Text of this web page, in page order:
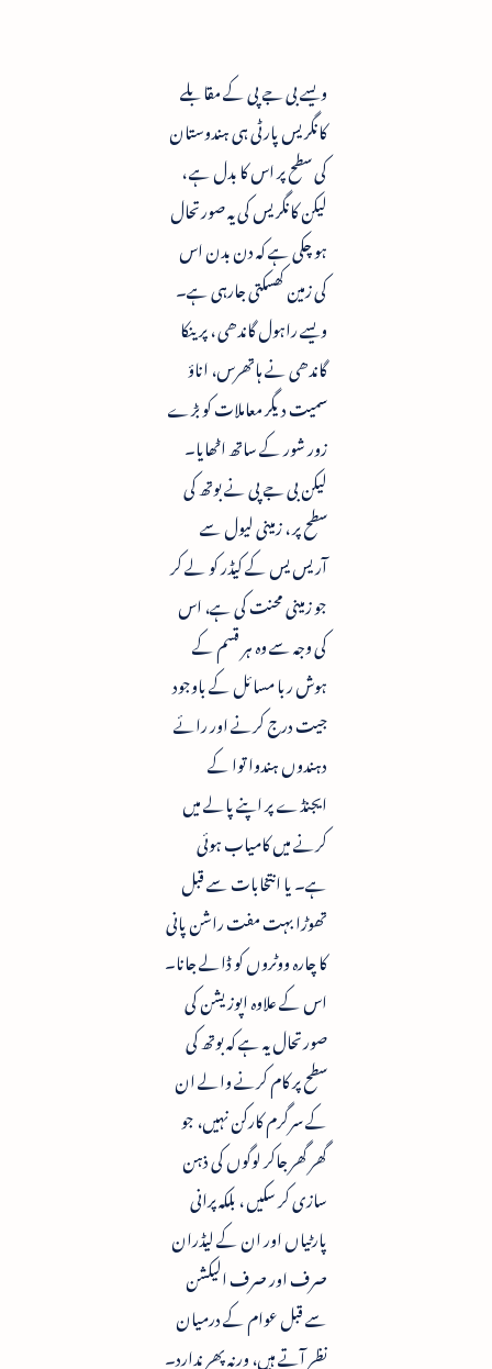
ویسے بی جے پی کے مقابلے
کانگریس پارٹی ہی ہندوستان
کی سطح پر اس کا بدل ہے ،
لیکن کانگریس کی یہ صورتحال
ہو چکی ہے کہ دن بدن اس
کی زمین کھسکتی جارہی ہے۔
ویسے راہول گاندھی ، پرینکا
گاندھی نے ہاتھرس، اناؤ
سمیت دیگر معاملات کو بڑے
زور شور کے ساتھ اٹھایا۔
لیکن بی جے پی نے بوتھ کی
سطح پر ، زمینی لیول سے
آریس یس کے کیڈر کو لے کر
جو زمینی محنت کی ہے، اس
کی وجہ سے وہ ہر قسم کے
ہوش ربا مسائل کے باوجود
جیت درج کرنے اور رائے
دہندوں ہندوا توا کے
ایجنڈے پر اپنے پالے میں
کرنے میں کامیاب ہوئی
ہے۔ یا انتخابات سے قبل
تھوڑا بہت مفت راشن پانی
کا چارہ ووٹروں کو ڈالے جانا۔
اس کے علاوہ اپوزیشن کی
صورتحال یہ ہے کہ بوتھ کی
سطح پر کام کرنے والے ان
کے سرگرم کارکن نہیں، جو
گھر گھر جاکر لوگوں کی ذہن
سازی کر سکیں ، بلکہ پرانی
پارٹیاں اور ان کے لیڈران
صرف اور صرف الیکشن
سے قبل عوام کے درمیان
نظر آتے ہیں، ورنہ پھر ندارد۔